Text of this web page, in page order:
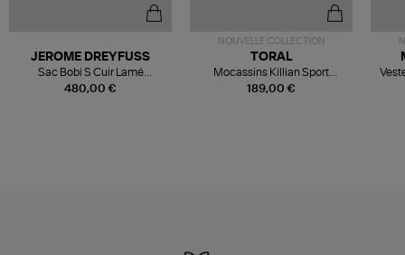
480,00 €
JEROME DREYFUSS
Sac Bobi S Cuir Lamé
Champagne
NOUVELLE COLLECTION
189,00 €
TORAL
Mocassins Killian Sport
Mousse